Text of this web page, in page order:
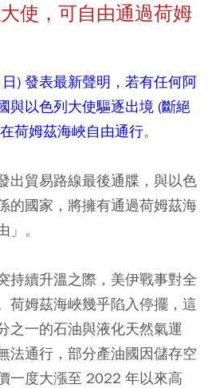
使，可自由通過荷姆
) 發表最新聲明，若有任何阿
與以色列大使驅逐出境 (斷絕
荷姆茲海峽自由通行。
出貿易路線最後通牒，與以色
的國家，將擁有通過荷姆茲海
。
持續升溫之際，美伊戰事對全
荷姆茲海峽幾乎陷入停擺，這
之一的石油與液化天然氣運
法通行，部分產油國因儲存空
一度大漲至 2022 年以來高